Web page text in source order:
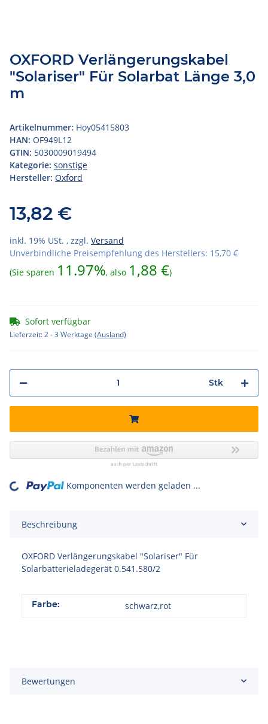
OXFORD Verlängerungskabel
"Solariser" Für Solarbat Länge 3,0
m
Artikelnummer: Hoy05415803
HAN: OF949L12
GTIN: 5030009019494
Kategorie: sonstige
Hersteller: Oxford
13,82 €
inkl. 19% USt. , zzgl. Versand
Unverbindliche Preisempfehlung des Herstellers: 15,70 €
(Sie sparen 11.97%, also 1,88 €)
Sofort verfügbar
Lieferzeit:2 - 3 Werktage (Ausland)
Stk
Loading... Komponenten werden geladen ...
Beschreibung
OXFORD Verlängerungskabel "Solariser" Für
Solarbatterieladegerät 0.541.580/2
Farbe: schwarz,rot
Bewertungen